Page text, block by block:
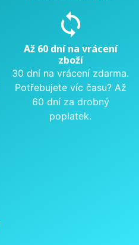
sync
Až 60 dní na vrácení
zboží
30 dní na vrácení zdarma.
Potřebujete víc času? Až
60 dní za drobný
poplatek.